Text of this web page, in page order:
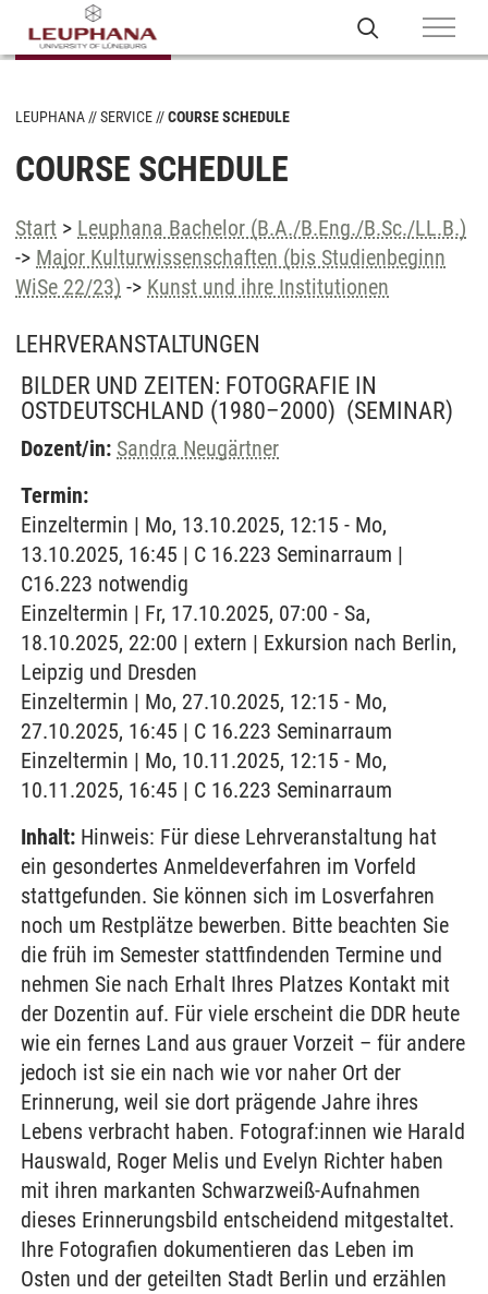
LEUPHANA SERVICE COURSE SCHEDULE
COURSE SCHEDULE
Start > Leuphana Bachelor (B.A./B.Eng./B.Sc./LL.B.)
-> Major Kulturwissenschaften (bis Studienbeginn
WiSe 22/23) -> Kunst und ihre Institutionen
LEHRVERANSTALTUNGEN
BILDER UND ZEITEN: FOTOGRAFIE IN
OSTDEUTSCHLAND (1980–2000) (SEMINAR)
Dozent/in: Sandra Neugärtner
Termin:
Einzeltermin | Mo, 13.10.2025, 12:15 - Mo,
13.10.2025, 16:45 | C 16.223 Seminarraum |
C16.223 notwendig
Einzeltermin | Fr, 17.10.2025, 07:00 - Sa,
18.10.2025, 22:00 | extern | Exkursion nach Berlin,
Leipzig und Dresden
Einzeltermin | Mo, 27.10.2025, 12:15 - Mo,
27.10.2025, 16:45 | C 16.223 Seminarraum
Einzeltermin | Mo, 10.11.2025, 12:15 - Mo,
10.11.2025, 16:45 | C 16.223 Seminarraum
Inhalt: Hinweis: Für diese Lehrveranstaltung hat
ein gesondertes Anmeldeverfahren im Vorfeld
stattgefunden. Sie können sich im Losverfahren
noch um Restplätze bewerben. Bitte beachten Sie
die früh im Semester stattfindenden Termine und
nehmen Sie nach Erhalt Ihres Platzes Kontakt mit
der Dozentin auf. Für viele erscheint die DDR heute
wie ein fernes Land aus grauer Vorzeit – für andere
jedoch ist sie ein nach wie vor naher Ort der
Erinnerung, weil sie dort prägende Jahre ihres
Lebens verbracht haben. Fotograf:innen wie Harald
Hauswald, Roger Melis und Evelyn Richter haben
mit ihren markanten Schwarzweiß-Aufnahmen
dieses Erinnerungsbild entscheidend mitgestaltet.
Ihre Fotografien dokumentieren das Leben im
Osten und der geteilten Stadt Berlin und erzählen